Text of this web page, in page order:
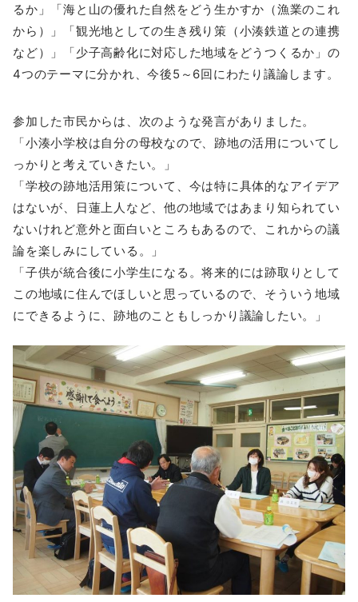
るか」「海と山の優れた自然をどう生かすか（漁業のこれ
から）」「観光地としての生き残り策（小湊鉄道との連携
など）」「少子高齢化に対応した地域をどうつくるか」の
4つのテーマに分かれ、今後5～6回にわたり議論します。
参加した市民からは、次のような発言がありました。
「小湊小学校は自分の母校なので、跡地の活用についてし
っかりと考えていきたい。」
「学校の跡地活用策について、今は特に具体的なアイデア
はないが、日蓮上人など、他の地域ではあまり知られてい
ないけれど意外と面白いところもあるので、これからの議
論を楽しみにしている。」
「子供が統合後に小学生になる。将来的には跡取りとして
この地域に住んでほしいと思っているので、そういう地域
にできるように、跡地のこともしっかり議論したい。」